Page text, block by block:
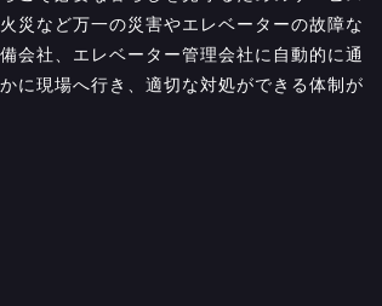
災など万一の災害やエレベーターの故障な
会社、エレベーター管理会社に自動的に通
に現場へ行き、適切な対処ができる体制が